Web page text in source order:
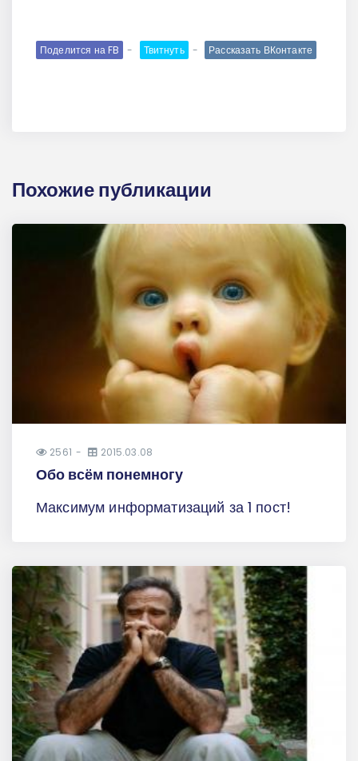
Поделится на FB Твитнуть Рассказать ВКонтакте
Похожие публикации
2561 2015.03.08
Обо всём понемногу
Максимум информатизаций за 1 пост!